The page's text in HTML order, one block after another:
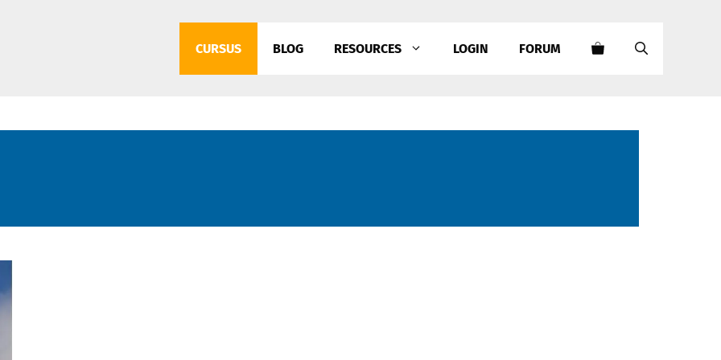
CURSUS BLOG RESOURCES LOGIN FORUM